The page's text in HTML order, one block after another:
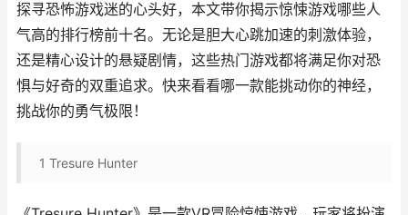
探寻恐怖游戏迷的心头好，本文带你揭示惊悚游戏哪些人
气高的排行榜前十名。无论是胆大心跳加速的刺激体验，
还是精心设计的悬疑剧情，这些热门游戏都将满足你对恐
惧与好奇的双重追求。快来看看哪一款能挑动你的神经，
挑战你的勇气极限！
1 Tresure Hunter